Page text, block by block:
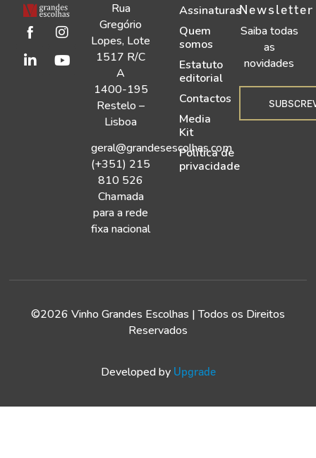
Rua
Gregório
Lopes, Lote
1517 R/C
A
1400-195
Restelo –
Lisboa
geral@grandesescolhas.com
(+351) 215
810 526
Chamada
para a rede
fixa nacional
Assinaturas
Quem
somos
Estatuto
editorial
Contactos
Media
Kit
Política de
privacidade
Newsletter
Saiba todas
as
novidades
©2026 Vinho Grandes Escolhas | Todos os Direitos
Reservados
Developed by Upgrade